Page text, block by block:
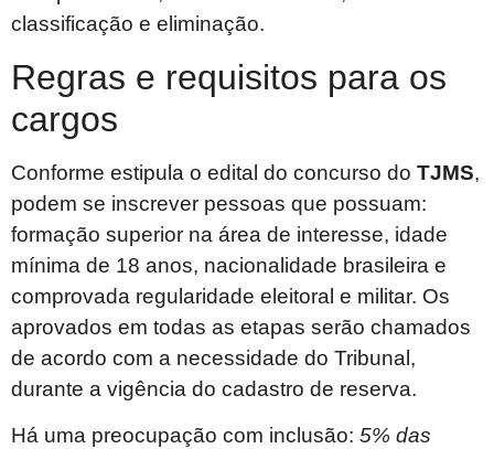
classificação e eliminação.
Regras e requisitos para os
cargos
Conforme estipula o edital do concurso do TJMS,
podem se inscrever pessoas que possuam:
formação superior na área de interesse, idade
mínima de 18 anos, nacionalidade brasileira e
comprovada regularidade eleitoral e militar. Os
aprovados em todas as etapas serão chamados
de acordo com a necessidade do Tribunal,
durante a vigência do cadastro de reserva.
Há uma preocupação com inclusão: 5% das